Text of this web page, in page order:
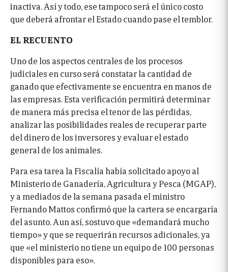
inactiva. Así y todo, ese tampoco será el único costo
que deberá afrontar el Estado cuando pase el temblor.
EL RECUENTO
Uno de los aspectos centrales de los procesos
judiciales en curso será constatar la cantidad de
ganado que efectivamente se encuentra en manos de
las empresas. Esta verificación permitirá determinar
de manera más precisa el tenor de las pérdidas,
analizar las posibilidades reales de recuperar parte
del dinero de los inversores y evaluar el estado
general de los animales.
Para esa tarea la Fiscalía había solicitado apoyo al
Ministerio de Ganadería, Agricultura y Pesca (MGAP),
y a mediados de la semana pasada el ministro
Fernando Mattos confirmó que la cartera se encargaría
del asunto. Aun así, sostuvo que «demandará mucho
tiempo» y que se requerirán recursos adicionales, ya
que «el ministerio no tiene un equipo de 100 personas
disponibles para eso».